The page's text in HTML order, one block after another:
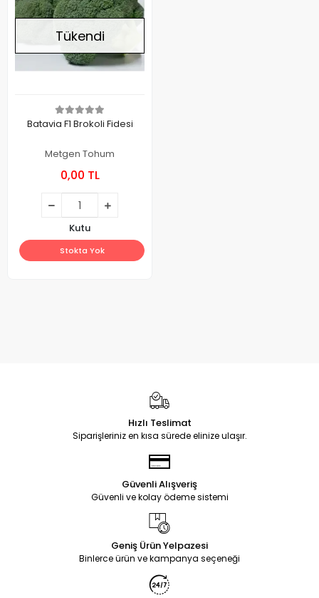
Tükendi
Batavia F1 Brokoli Fidesi
Metgen Tohum
0,00 TL
Kutu
Stokta Yok
Hızlı Teslimat
Siparişleriniz en kısa sürede elinize ulaşır.
Güvenli Alışveriş
Güvenli ve kolay ödeme sistemi
Geniş Ürün Yelpazesi
Binlerce ürün ve kampanya seçeneği